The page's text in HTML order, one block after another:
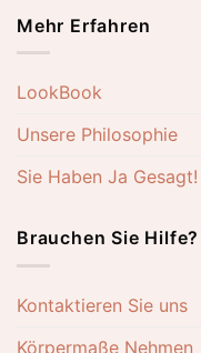
Mehr Erfahren
LookBook
Unsere Philosophie
Sie Haben Ja Gesagt!
Brauchen Sie Hilfe?
Kontaktieren Sie uns
Körpermaße Nehmen